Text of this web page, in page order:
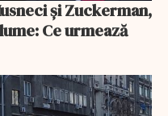
Ce urmează